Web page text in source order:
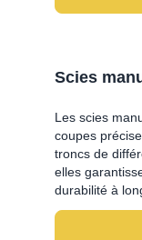
Scies
Les scies
coupes
troncs de
elles
durabilité à